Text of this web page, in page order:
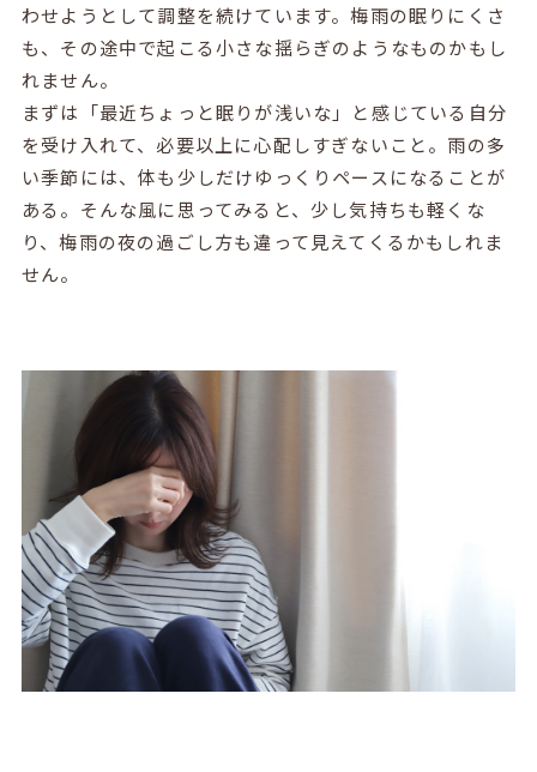
わせようとして調整を続けています。梅雨の眠りにくさ
も、その途中で起こる小さな揺らぎのようなものかもし
れません。
まずは「最近ちょっと眠りが浅いな」と感じている自分
を受け入れて、必要以上に心配しすぎないこと。雨の多
い季節には、体も少しだけゆっくりペースになることが
ある。そんな風に思ってみると、少し気持ちも軽くな
り、梅雨の夜の過ごし方も違って見えてくるかもしれま
せん。